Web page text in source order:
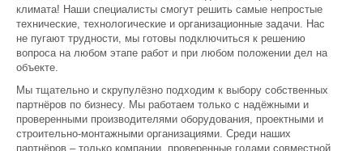
климата! Наши специалисты смогут решить самые непростые
технические, технологические и организационные задачи. Нас
не пугают трудности, мы готовы подключиться к решению
вопроса на любом этапе работ и при любом положении дел на
объекте.
Мы тщательно и скрупулёзно подходим к выбору собственных
партнёров по бизнесу. Мы работаем только с надёжными и
проверенными производителями оборудования, проектными и
строительно-монтажными организациями. Среди наших
партнёров – только компании, проверенные годами совместной